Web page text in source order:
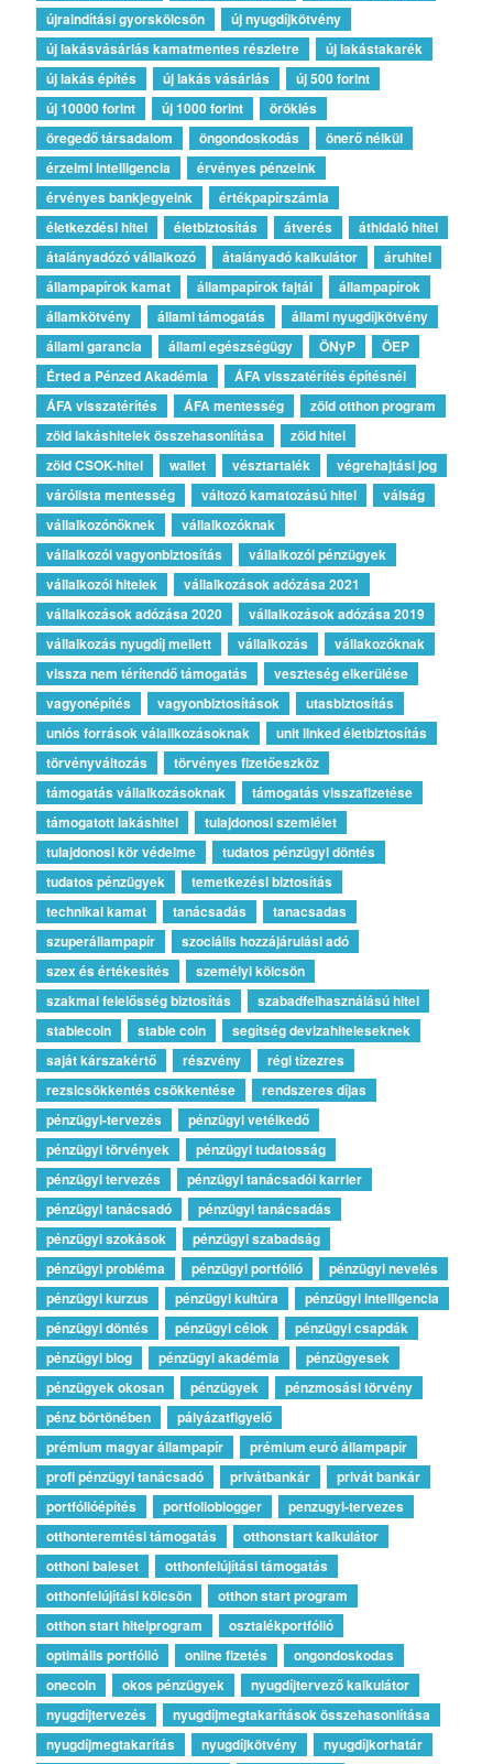
újraindítási gyorskölcsön
új nyugdíjkötvény
új lakásvásárlás kamatmentes részletre
új lakástakarék
új lakás építés
új lakás vásárlás
új 500 forint
új 10000 forint
új 1000 forint
öröklés
öregedő társadalom
öngondoskodás
önerő nélkül
érzelmi intelligencia
érvényes pénzeink
érvényes bankjegyeink
értékpapírszámla
életkezdési hitel
életbiztosítás átverés
áthidaló hitel
átalányadózó vállalkozó
átalányadó kalkulátor
áruhitel
állampapírok kamat
állampapírok fajtái
állampapírok
államkötvény
állami támogatás
állami nyugdíjkötvény
állami garancia
állami egészségügy ÖNyP
ÖEP
Érted a Pénzed Akadémia
ÁFA visszatérítés építésnél
ÁFA visszatérítés
ÁFA mentesség
zöld otthon program
zöld lakáshitelek összehasonlítása
zöld hitel
zöld CSOK-hitel
wallet vésztartalék
végrehajtási jog
várólista mentesség
változó kamatozású hitel
válság
vállalkozónőknek
vállalkozóknak
vállalkozói vagyonbiztosítás
vállalkozói pénzügyek
vállalkozói hitelek
vállalkozások adózása 2021
vállalkozások adózása 2020
vállalkozások adózása 2019
vállalkozás nyugdíj mellett
vállalkozás
vállakozóknak
vissza nem térítendő támogatás
veszteség elkerülése
vagyonépítés
vagyonbiztosítások
utasbiztosítás
uniós források válallkozásoknak
unit linked életbiztosítás
törvényváltozás
törvényes fizetőeszköz
támogatás vállalkozásoknak
támogatás visszafizetése
támogatott lakáshitel
tulajdonosi szemlélet
tulajdonosi kör védelme
tudatos pénzügyi döntés
tudatos pénzügyek
temetkezési biztosítás
technikai kamat
tanácsadás
tanacsadas
szuperállampapír
szociális hozzájárulási adó
szex és értékesítés
személyi kölcsön
szakmai felelősség biztosítás
szabadfelhasználású hitel
stablecoin
stable coin
segítség devizahiteleseknek
saját kárszakértő
részvény
régi tízezres
rezsicsökkentés csökkentése
rendszeres díjas
pénzügyi-tervezés
pénzügyi vetélkedő
pénzügyi törvények
pénzügyi tudatosság
pénzügyi tervezés
pénzügyi tanácsadói karrier
pénzügyi tanácsadó
pénzügyi tanácsadás
pénzügyi szokások
pénzügyi szabadság
pénzügyi probléma
pénzügyi portfólió
pénzügyi nevelés
pénzügyi kurzus
pénzügyi kultúra
pénzügyi intelligencia
pénzügyi döntés
pénzügyi célok
pénzügyi csapdák
pénzügyi blog
pénzügyi akadémia
pénzügyesek
pénzügyek okosan
pénzügyek
pénzmosási törvény
pénz börtönében
pályázatfigyelő
prémium magyar állampapír
prémium euró állampapír
profi pénzügyi tanácsadó
privátbankár
privát bankár
portfólióépítés
portfolioblogger
penzugyi-tervezes
otthonteremtési támogatás
otthonstart kalkulátor
otthoni baleset
otthonfelújítási támogatás
otthonfelújítási kölcsön
otthon start program
otthon start hitelprogram
osztalékportfólió
optimális portfólió
online fizetés
ongondoskodas
onecoin
okos pénzügyek
nyugdíjtervező kalkulátor
nyugdíjtervezés
nyugdíjmegtakarítások összehasonlítása
nyugdíjmegtakarítás
nyugdíjkötvény
nyugdíjkorhatár